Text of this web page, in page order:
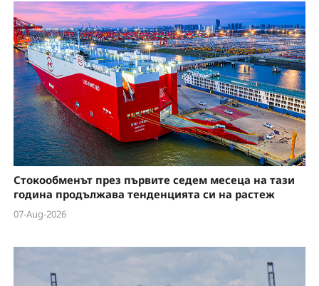
Стокообменът през първите седем месеца на тази
година продължава тенденцията си на растеж
07-Aug-2026